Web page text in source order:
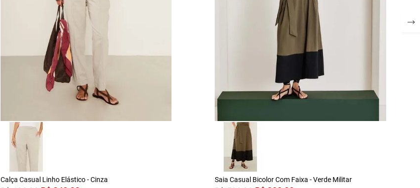
Calça Casual Linho Elástico - Cinza Saia Casual Bicolor Com Faixa - Verde Militar